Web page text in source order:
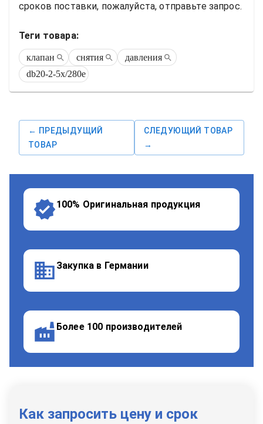
сроков поставки, пожалуйста, отправьте запрос.
Теги товара:
клапан снятия
давления
db20-2-5x/280e
← ПРЕДЫДУЩИЙ
ТОВАР
СЛЕДУЮЩИЙ ТОВАР
→
100% Оригинальная продукция
Закупка в Германии
Более 100 производителей
Как запросить цену и срок